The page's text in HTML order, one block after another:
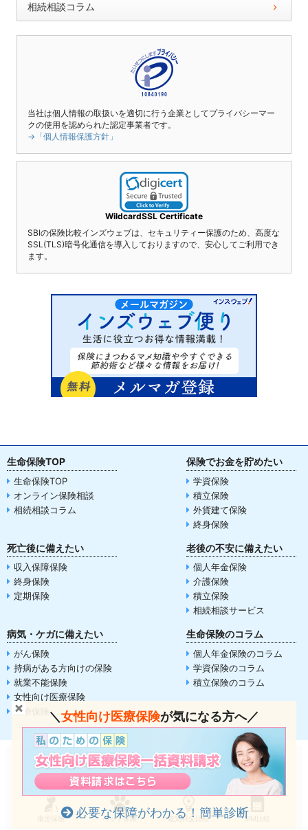
相続相談コラム
当社は個人情報の取扱いを適切に行う企業としてプライバシーマー
クの使用を認められた認定事業者です。
→「個人情報保護方針」
WildcardSSL Certificate
SBIの保険比較インズウェブは、セキュリティー保護のため、高度な
SSL(TLS)暗号化通信を導入しておりますので、安心してご利用でき
ます。
生命保険TOP
生命保険TOP
オンライン保険相談
相続相談コラム
保険でお金を貯めたい
学資保険
積立保険
外貨建て保険
終身保険
死亡後に備えたい
収入保障保険
終身保険
定期保険
老後の不安に備えたい
個人年金保険
介護保険
積立保険
相続相談サービス
病気・ケガに備えたい
がん保険
持病がある方向けの保険
就業不能保険
女性向け医療保険
医療保険
生命保険のコラム
個人年金保険のコラム
学資保険のコラム
積立保険のコラム
自動車保険 生命保険 火災保険 バイク保険
傷害保険 ペット保険 電気料金比較 SIM比較
＼女性向け医療保険が気になる方へ／
必要な保障がわかる！簡単診断